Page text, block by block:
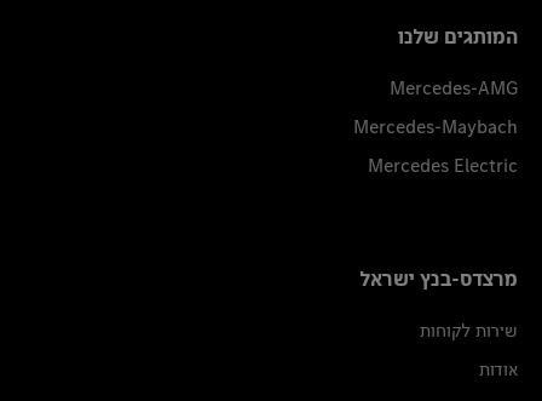
המותגים שלנו
Mercedes-AMG
Mercedes-Maybach
Mercedes Electric
מרצדס-בנץ ישראל
שירות לקוחות
אודות